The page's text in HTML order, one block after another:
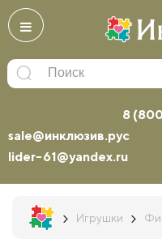
8
sale@инклюзив.рус
lider-61@yandex.ru
Игрушки